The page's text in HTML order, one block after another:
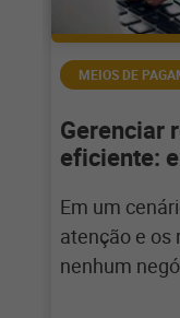
MEIOS DE
Gerenciar
eficiente:
Em um
atenção e os
nenhum